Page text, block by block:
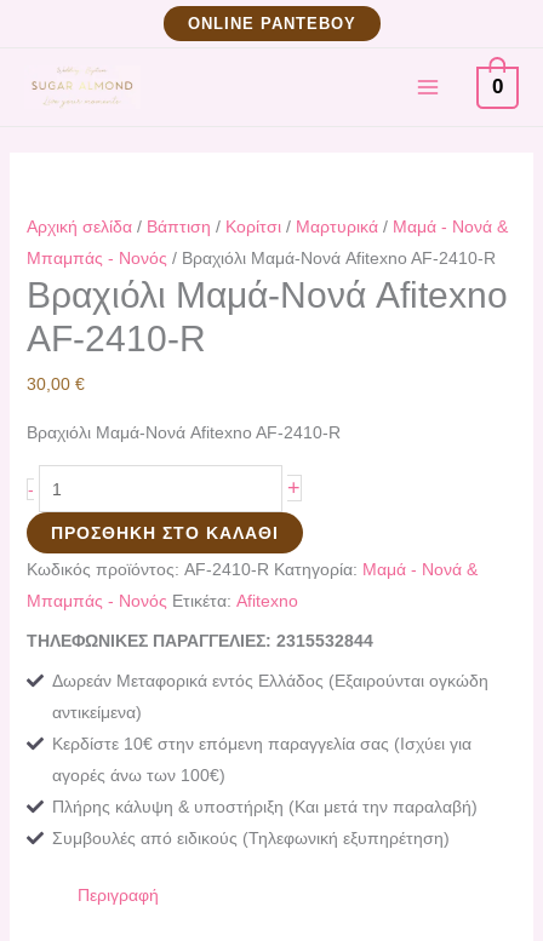
περιεχόμενο
ΟNLINE ΡΑΝΤΕΒΟΥ
MAIN
MENU
0
Αρχική σελίδα/ Βάπτιση / Κορίτσι/ Μαρτυρικά/ Μαμά - Νονά &
Μπαμπάς - Νονός / Βραχιόλι Μαμά-Νονά Afitexno AF-2410-R
Βραχιόλι Μαμά-Νονά Afitexno
AF-2410-R
30,00 €
Βραχιόλι Μαμά-Νονά Afitexno AF-2410-R
-
Νονά
Afitexno
ποσότητα
+
ΠΡΟΣΘΉΚΗ ΣΤΟ ΚΑΛΆΘΙ
Κωδικός προϊόντος: AF-2410-R Κατηγορία: Μαμά - Νονά &
Μπαμπάς - Νονός Ετικέτα: Afitexno
ΤΗΛΕΦΩΝΙΚΕΣ ΠΑΡΑΓΓΕΛΙΕΣ: 2315532844
Δωρεάν Μεταφορικά εντός Ελλάδος (Εξαιρούνται ογκώδη
αντικείμενα)
Κερδίστε 10€ στην επόμενη παραγγελία σας (Ισχύει για
αγορές άνω των 100€)
Πλήρης κάλυψη & υποστήριξη (Και μετά την παραλαβή)
Συμβουλές από ειδικούς (Τηλεφωνική εξυπηρέτηση)
Περιγραφή